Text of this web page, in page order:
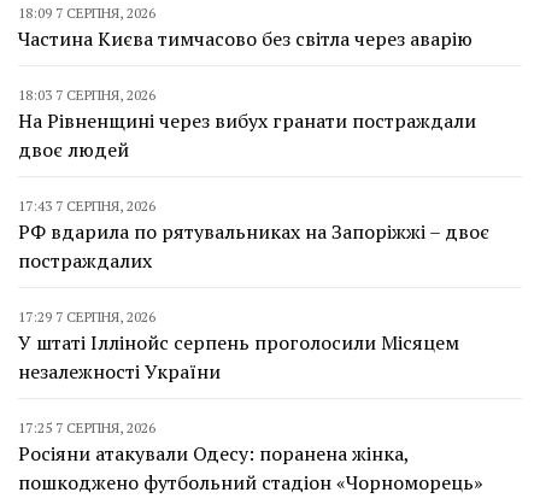
18:09 7 СЕРПНЯ, 2026
Частина Києва тимчасово без світла через аварію
18:03 7 СЕРПНЯ, 2026
На Рівненщині через вибух гранати постраждали
двоє людей
17:43 7 СЕРПНЯ, 2026
РФ вдарила по рятувальниках на Запоріжжі – двоє
постраждалих
17:29 7 СЕРПНЯ, 2026
У штаті Іллінойс серпень проголосили Місяцем
незалежності України
17:25 7 СЕРПНЯ, 2026
Росіяни атакували Одесу: поранена жінка,
пошкоджено футбольний стадіон «Чорноморець»